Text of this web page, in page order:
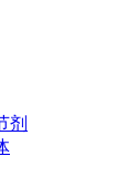
剂